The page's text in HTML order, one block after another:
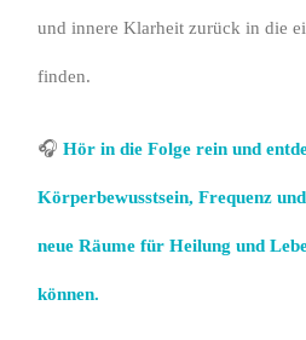
und innere Klarheit zurück in die
finden.
🎧 Hör in die Folge rein und
Körperbewusstsein, Frequenz
neue Räume für Heilung und
können.